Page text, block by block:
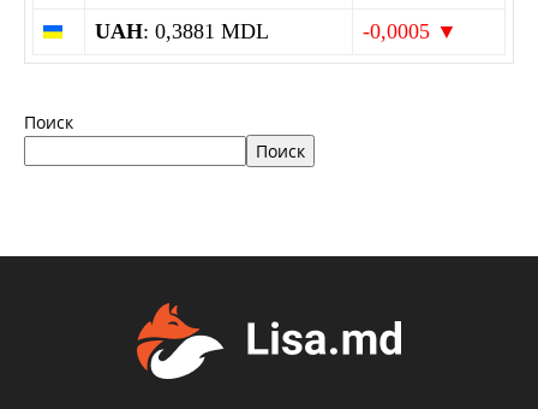
UAH: 0,3881 MDL -0,0005 ▼
Поиск
Поиск